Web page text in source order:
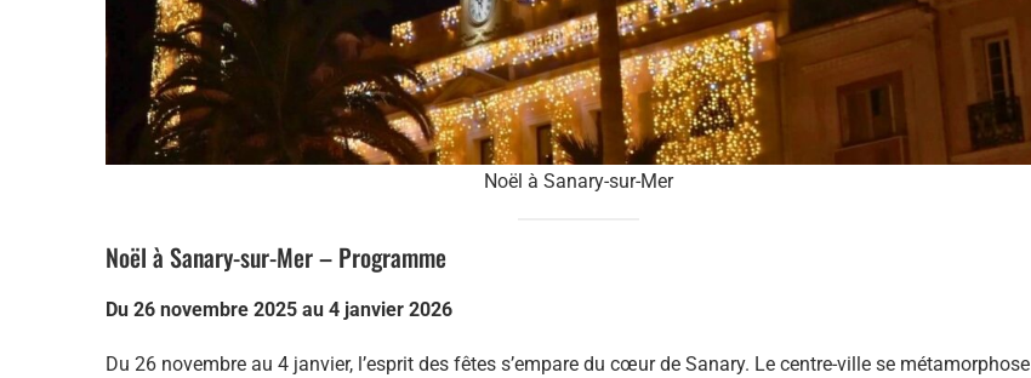
Noël à Sanary-sur-Mer
Noël à Sanary-sur-Mer – Programme
Du 26 novembre 2025 au 4 janvier 2026
Du 26 novembre au 4 janvier, l’esprit des fêtes s’empare du cœur de Sanary. Le centre-ville se métamorphose